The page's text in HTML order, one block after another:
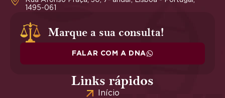
1495-061
Marque a sua consulta!
FALAR COM A DNA
Links rápidos
Início